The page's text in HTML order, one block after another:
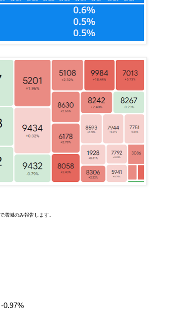
増減のみ報告します。
0.97%